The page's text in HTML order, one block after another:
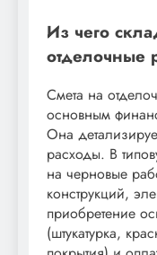
Из чего
отделочные
Смета на
основным
Она
расходы. В
на черновые
конструкций,
приобретение
(штукатурка,